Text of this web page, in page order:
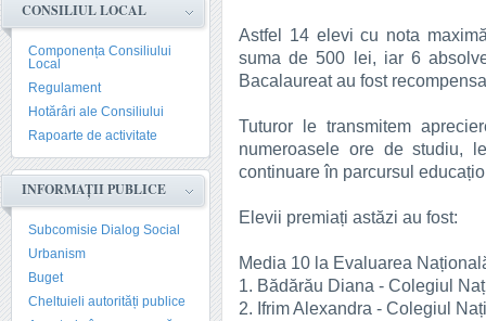
CONSILIUL LOCAL
Componența Consiliului
Local
Regulament
Hotărâri ale Consiliului
Rapoarte de activitate
INFORMAȚII PUBLICE
Subcomisie Dialog Social
Urbanism
Buget
Cheltuieli autorități publice
Astfel 14 elevi cu nota
suma de 500 lei, iar 6
Bacalaureat au fost
Tuturor le transmitem
numeroasele ore de studiu,
continuare în parcursul
Elevii premiați astăzi au fost:
Media 10 la Evaluarea
1. Bădărău Diana - Colegiul
2. Ifrim Alexandra - Colegiul